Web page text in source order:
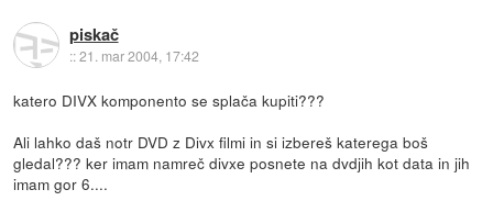
piskač
::21. mar 2004, 17:42
katero DIVX komponento se splača kupiti???
Ali lahko daš notr DVD z Divx filmi in si izbereš katerega boš
gledal??? ker imam namreč divxe posnete na dvdjih kot data in jih
imam gor 6....